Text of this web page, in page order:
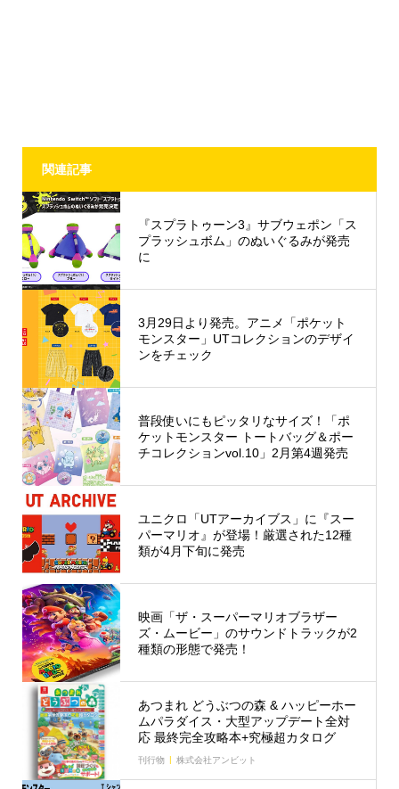
関連記事
『スプラトゥーン3』サブウェポン「ス
プラッシュボム」のぬいぐるみが発売
に
3月29日より発売。アニメ「ポケット
モンスター」UTコレクションのデザイ
ンをチェック
普段使いにもピッタリなサイズ！「ポ
ケットモンスター トートバッグ＆ポー
チコレクションvol.10」2月第4週発売
ユニクロ「UTアーカイブス」に『スー
パーマリオ』が登場！厳選された12種
類が4月下旬に発売
映画「ザ・スーパーマリオブラザー
ズ・ムービー」のサウンドトラックが2
種類の形態で発売！
あつまれ どうぶつの森 & ハッピーホー
ムパラダイス・大型アップデート全対
応 最終完全攻略本+究極超カタログ
刊行物 株式会社アンビット